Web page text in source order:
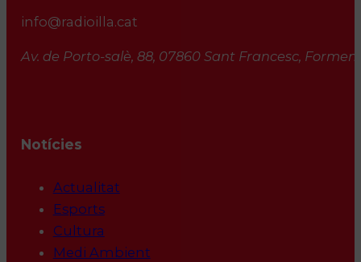
info@radioilla.cat
Av. de Porto-salè, 88, 07860 Sant Francesc,
Notícies
Actualitat
Esports
Cultura
Medi Ambient